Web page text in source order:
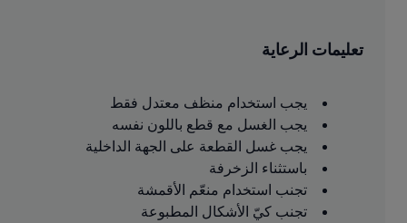
تعليمات الرعاية
يجب استخدام منظف معتدل فقط
يجب الغسل مع قطع باللون نفسه
يجب غسل القطعة على الجهة الداخلية
باستثناء الزخرفة
تجنب استخدام منعّم الأقمشة
تجنب كيّ الأشكال المطبوعة